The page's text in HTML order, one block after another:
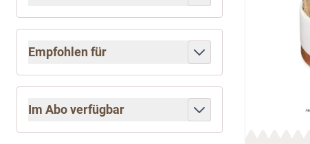
Empfohlen für
Im Abo verfügbar